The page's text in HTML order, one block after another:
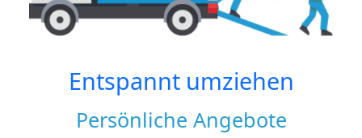
Entspannt umziehen
Persönliche Angebote